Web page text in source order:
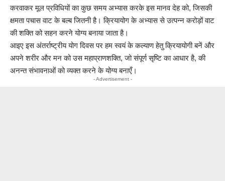
करवाकर मूल प्रविधियों का कुछ समय अभ्यास करके इस मानव देह को, जिसकी
क्षमता पचास वाट के बल्ब जितनी है। क्रियायोग के अभ्यास से उत्पन्न करोड़ों वाट
की शक्ति को सहन करने योग्य बनाया जाता है।
आइए इस अंतर्राष्ट्रीय योग दिवस पर हम स्वयं के कल्याण हेतु क्रियायोगी बनें और
अपने शरीर और मन को उस महाप्राणशक्ति, जो संपूर्ण सृष्टि का आधार है, की
अनन्त संभावनाओं को व्यक्त करने के योग्य बनाएँ।
- Advertisement -